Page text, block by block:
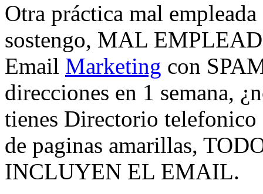
Otra práctica mal
sostengo, MAL
Email Marketing con
direcciones en 1 semana,
tienes Directorio telefonico
de paginas amarillas,
INCLUYEN EL EMAIL.